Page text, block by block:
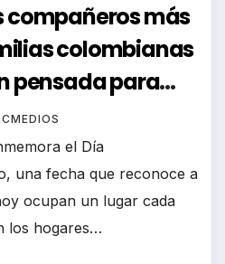
compañeros más
colombianas
pensada para
el Día
una fecha que reconoce a
ocupan un lugar cada
los hogares…